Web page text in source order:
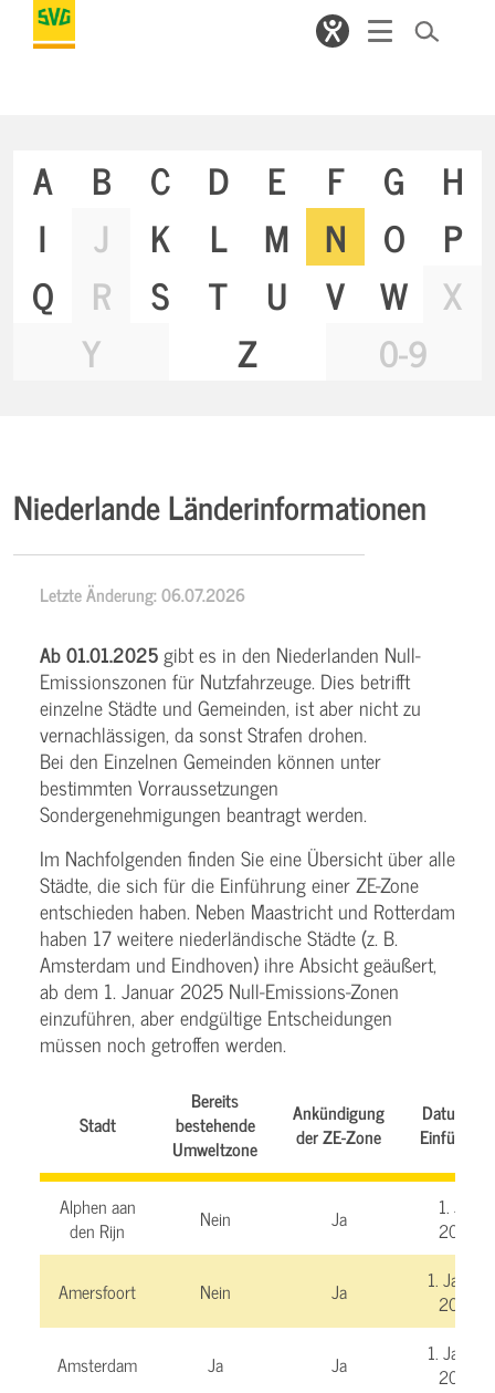
A B C D E F G
H
I
J K L M N O
P
Q
R S T U V W
X
Y
Z 0-9
Niederlande Länderinformationen
Letzte Änderung: 06.07.2026
Ab 01.01.2025gibt es in den Niederlanden Null-
Emissionszonen für Nutzfahrzeuge. Dies betrifft
einzelne Städte und Gemeinden, ist aber nicht zu
vernachlässigen, da sonst Strafen drohen.
Bei den Einzelnen Gemeinden können unter
bestimmten Vorraussetzungen
Sondergenehmigungen beantragt werden.
Im Nachfolgenden finden Sie eine Übersicht über alle
Städte, die sich für die Einführung einer ZE-Zone
entschieden haben. Neben Maastricht und Rotterdam
haben 17 weitere niederländische Städte (z. B.
Amsterdam und Eindhoven) ihre Absicht geäußert,
ab dem 1. Januar 2025 Null-Emissions-Zonen
einzuführen, aber endgültige Entscheidungen
müssen noch getroffen werden.
Stadt
Bereits
bestehende
Umweltzone
Ankündigung
der ZE-Zone
Datum der
Einführung
Alphen aan
den Rijn
Nein Ja
1. Juli
2026
Amersfoort Nein Ja
1. Januar
2025
Amsterdam Ja Ja
1. Januar
2025